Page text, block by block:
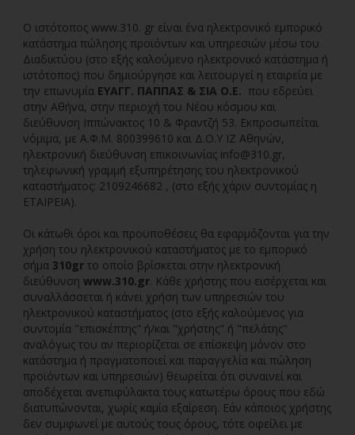
O ιστότοπος www.310. gr είναι ένα ηλεκτρονικό εμπορικό
κατάστημα πώλησης προϊόντων και υπηρεσιών μέσω του
Διαδικτύου (στο εξής καλούμενο ηλεκτρονικό κατάστημα ή
ιστότοπος) που δημιούργησε και λειτουργεί η εταιρεία με
την επωνυμία ΕΥΑΓΓ. ΠΑΠΠΑΣ & ΣΙΑ Ο.Ε. που εδρεύει
στην Αθήνα, στην περιοχή του Νέου κόσμου και
διεύθυνση Ιππώνακτος 10 & Φραντζή 53. Εκπροσωπείται
νόμιμα, με Α.Φ.Μ. 800399610 και Δ.Ο.Υ ΙΖ Αθηνών,
ηλεκτρονική διεύθυνση επικοινωνίας info@310.gr,
τηλεφωνική γραμμή εξυπηρέτησης του ηλεκτρονικού
καταστήματος: 2109246682 , (στο εξής χάριν συντομίας η
ΕΤΑΙΡΕΙΑ).
Οι κάτωθι όροι και προϋποθέσεις θα εφαρμόζονται για την
χρήση του ηλεκτρονικού καταστήματος με το εμπορικό
σήμα 310gr το οποίο βρίσκεται στην ηλεκτρονική
διεύθυνση www.310.gr. Κάθε χρήστης που εισέρχεται και
συναλλάσσεται ή κάνει χρήση των υπηρεσιών του
ηλεκτρονικού καταστήματος (στο εξής καλούμενος για
συντομία "επισκέπτης" ή/και "χρήστης" ή "πελάτης"
αναλόγως του αν περιορίζεται σε επίσκεψη μόνον στο
κατάστημα ή πραγματοποιεί και παραγγελία και πώληση
προϊόντων και υπηρεσιών) θεωρείται ότι συναινεί και
αποδέχεται ανεπιφύλακτα τους κατωτέρω όρους που εδώ
διατυπώνονται, χωρίς καμία εξαίρεση. Εάν κάποιος χρήστης
δεν συμφωνεί με αυτούς τους όρους, τότε οφείλει με